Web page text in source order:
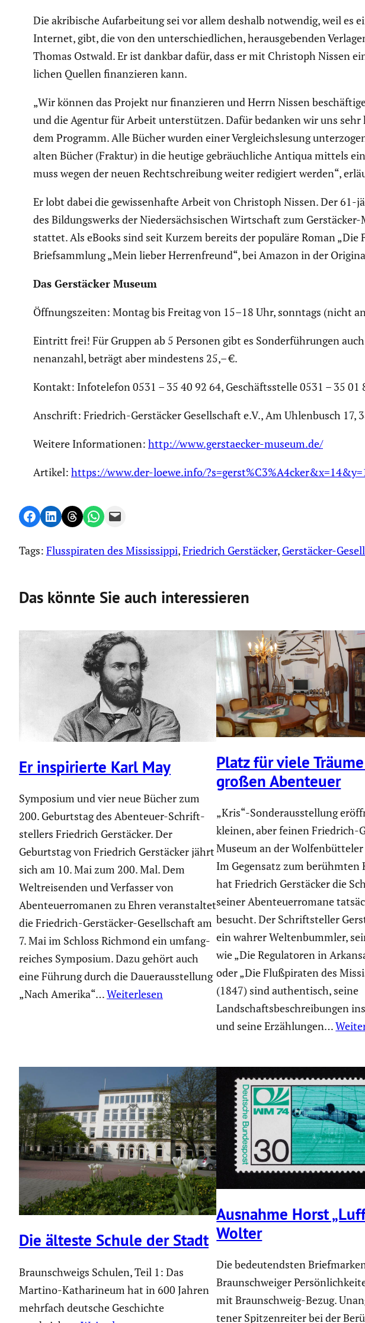
Die akribi­sche Aufar­bei­tung sei vor allem deshalb notwendig, weil es
Internet, gibt, die von den unter­schied­li­chen, heraus­ge­benden
Thomas Ostwald. Er ist dankbar dafür, dass er mit Christoph Nissen
li­chen Quellen finan­zieren kann.
„Wir können das Projekt nur finan­zieren und Herrn Nissen
und die Agentur für Arbeit unter­stützen. Dafür bedanken wir uns
dem Programm. Alle Bücher wurden einer Vergleichs­le­sung
alten Bücher (Fraktur) in die heutige gebräuch­liche Antiqua mittels
muss wegen der neuen Recht­schrei­bung weiter redigiert werden“,
Er lobt dabei die gewis­sen­hafte Arbeit von Christoph Nissen. Der
des Bildungs­werks der Nieder­säch­si­schen Wirtschaft zum
stattet. Als eBooks sind seit Kurzem bereits der populäre Roman
Brief­samm­lung „Mein lieber Herren­freund“, bei Amazon in der
Das Gerstä­cker Museum
Öffnungs­zeiten: Montag bis Freitag von 15–18 Uhr, sonntags (nicht
Eintritt frei! Für Gruppen ab 5 Personen gibt es Sonder­füh­rungen
nen­an­zahl, beträgt aber mindes­tens 25,– €.
Kontakt: Infote­lefon 0531 – 35 40 92 64, Geschäfts­stelle 0531 – 35 01
Anschrift: Friedrich-Gerstä­cker Gesell­schaft e.V., Am Uhlen­busch 17,
Weitere Infor­ma­tionen: http://www.gerstaecker-museum.de/
Artikel: https://www.der-loewe.info/
Share on Facebook
Share on LinkedIn
Share on Threads
Share on WhatsApp
Email this Page
Tags: Flusspiraten des Mississippi, Friedrich Gerstäcker, Gerstäcker-
Das könnte Sie auch interessieren
Er inspi­rierte Karl May
Symposium und vier neue Bücher zum
200. Geburtstag des Abenteuer-Schrift­
stel­lers Friedrich Gerstä­cker. Der
Geburtstag von Friedrich Gerstä­cker jährt
sich am 10. Mai zum 200. Mal. Dem
Weltrei­senden und Verfasser von
Abenteu­er­ro­manen zu Ehren veran­staltet
die Friedrich-Gerstä­cker-Gesell­schaft am
7. Mai im Schloss Richmond ein umfang­
rei­ches Symposium. Dazu gehört auch
eine Führung durch die Dauer­aus­stel­lung
„Nach Amerika“…Weiterlesen
Platz für viele
großen Abenteuer
„Kris“-Sonderausstellung
kleinen, aber feinen Friedrich-
Museum an der
Im Gegensatz zum berühmten
hat Friedrich Gerstä­cker die
seiner Abenteu­er­ro­mane
besucht. Der Schrift­steller
ein wahrer Welten­bummler,
wie „Die Regula­toren in
oder „Die Flußpi­raten des
(1847) sind authen­tisch, seine
Landschafts­be­schrei­bungen
und seine Erzäh­lungen…
Die älteste Schule der Stadt
Braunschweigs Schulen, Teil 1: Das
Martino-Katharineum hat in 600 Jahren
mehrfach deutsche Geschichte
Ausnahme Horst
Wolter
Die bedeu­tendsten
Braun­schweiger
mit Braun­schweig-Bezug.
tener Spitzen­reiter bei der